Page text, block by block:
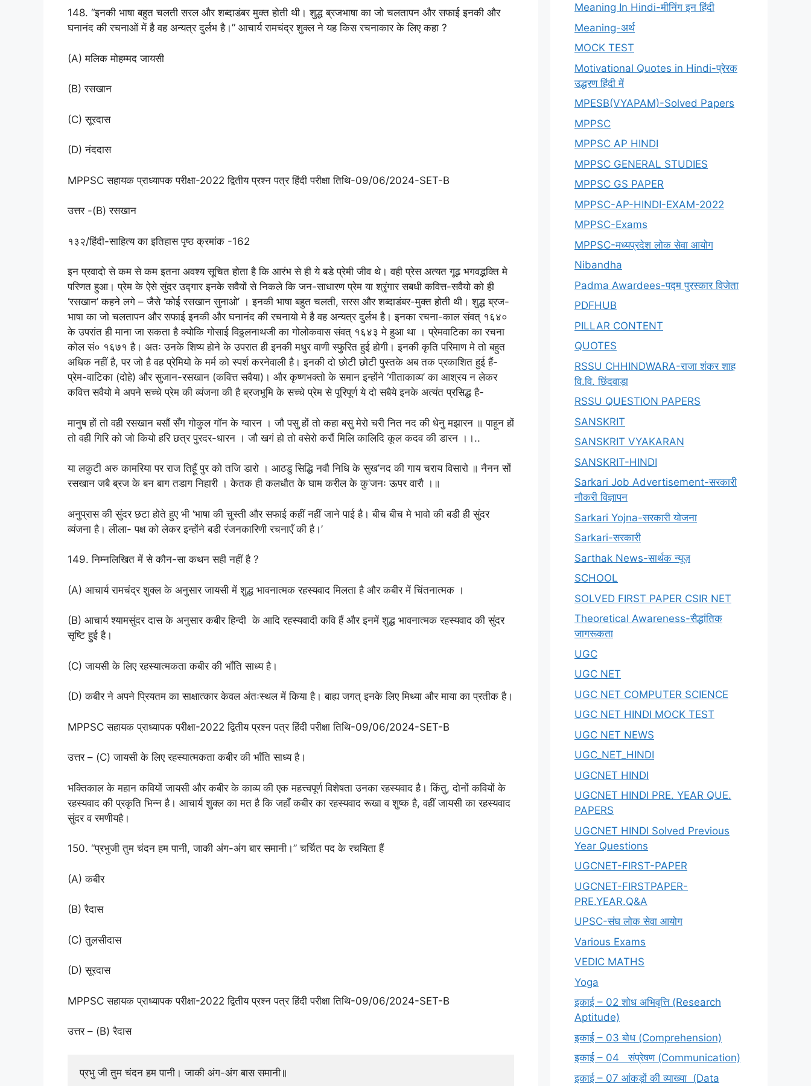
148. “इनकी भाषा बहुत चलती सरल और शब्दाडंबर मुक्त होती थी। शुद्ध ब्रजभाषा का जो चलतापन और सफाई इनकी और
घनानंद की रचनाओं में है वह अन्यत्र दुर्लभ है।” आचार्य रामचंद्र शुक्ल ने यह किस रचनाकार के लिए कहा ?
(A) मलिक मोहम्मद जायसी
(B) रसखान
(C) सूरदास
(D) नंददास
MPPSC सहायक प्राध्यापक परीक्षा-2022 द्वितीय प्रश्न पत्र हिंदी परीक्षा तिथि-09/06/2024-SET-B
उत्तर -(B) रसखान
१३२/हिंदी-साहित्य का इतिहास पृष्ठ क्रमांक -162
इन प्रवादो से कम से कम इतना अवश्य सूचित होता है कि आरंभ से ही ये बडे प्रेमी जीव थे। वही प्रेस अत्यत गूढ़ भगवद्भक्ति मे
परिणत हुआ। प्रेम के ऐसे सुंदर उद्गार इनके सवैयों से निकले कि जन-साधारण प्रेम या श्रृंगार सबधी कवित्त-सवैयो को ही
‘रसखान’ कहने लगे – जैसे ‘कोई रसखान सुनाओ’ । इनकी भाषा बहुत चलती, सरस और शब्दाडंबर-मुक्त होती थी। शुद्ध ब्रज-
भाषा का जो चलतापन और सफाई इनकी और घनानंद की रचनायो मे है वह अन्यत्र दुर्लभ है। इनका रचना-काल संवत् १६४०
के उपरांत ही माना जा सकता है क्योकि गोसाई विठ्ठलनाथजी का गोलोकवास संवत् १६४३ मे हुआ था । प्रेमवाटिका का रचना
कोल सं० १६७१ है। अतः उनके शिष्य होने के उपरात ही इनकी मधुर वाणी स्फुरित हुई होगी। इनकी कृति परिमाण मे तो बहुत
अधिक नहीं है, पर जो है वह प्रेमियो के मर्म को स्पर्श करनेवाली है। इनकी दो छोटी छोटी पुस्तके अब तक प्रकाशित हुई हैं-
प्रेम-वाटिका (दोहे) और सुजान-रसखान (कवित्त सवैया)। और कृष्णभक्तो के समान इन्होंने ‘गीताकाव्य’ का आश्रय न लेकर
कवित्त सवैयो मे अपने सच्चे प्रेम की व्यंजना की है ब्रजभूमि के सच्चे प्रेम से पूरिपूर्ण ये दो सबैये इनके अत्यंत प्रसिद्ध है-
मानुष हों तो वही रसखान बसौं सँग गोकुल गॉन के ग्वारन । जौ पसु हों तो कहा बसु मेरो चरी नित नद की धेनु मझारन ॥ पाहून हों
तो वही गिरि को जो कियो हरि छत्र पुरदर-धारन । जौ खगं हो तो वसेरो करौं मिलि कालिदि कूल कदव की डारन ।।..
या लकुटी अरु कामरिया पर राज तिहूँ पुर को तजि डारो । आठडु सिद्धि नवौ निधि के सुख’नद की गाय चराय विसारो ॥ नैनन सों
रसखान जबै ब्रज के बन बाग तडाग निहारी । केतक ही कलधौत के घाम करील के कु’जनः ऊपर वारौ ।॥
अनुप्रास की सुंदर छटा होते हुए भी ‘भाषा की चुस्ती और सफाई कहीं नहीं जाने पाई है। बीच बीच मे भावो की बडी ही सुंदर
व्यंजना है। लीला- पक्ष को लेकर इन्होंने बडी रंजनकारिणी रचनाएँ की है।’
149. निम्नलिखित में से कौन-सा कथन सही नहीं है ?
(A) आचार्य रामचंद्र शुक्ल के अनुसार जायसी में शुद्ध भावनात्मक रहस्यवाद मिलता है और कबीर में चिंतनात्मक ।
(B) आचार्य श्यामसुंदर दास के अनुसार कबीर हिन्दी के आदि रहस्यवादी कवि हैं और इनमें शुद्ध भावनात्मक रहस्यवाद की सुंदर
सृष्टि हुई है।
(C) जायसी के लिए रहस्यात्मकता कबीर की भाँति साध्य है।
(D) कबीर ने अपने प्रियतम का साक्षात्कार केवल अंतःस्थल में किया है। बाह्य जगत् इनके लिए मिथ्या और माया का प्रतीक है।
MPPSC सहायक प्राध्यापक परीक्षा-2022 द्वितीय प्रश्न पत्र हिंदी परीक्षा तिथि-09/06/2024-SET-B
उत्तर – (C) जायसी के लिए रहस्यात्मकता कबीर की भाँति साध्य है।
भक्तिकाल के महान कवियों जायसी और कबीर के काव्य की एक महत्त्वपूर्ण विशेषता उनका रहस्यवाद है। किंतु, दोनों कवियों के
रहस्यवाद की प्रकृति भिन्न है। आचार्य शुक्ल का मत है कि जहाँ कबीर का रहस्यवाद रूखा व शुष्क है, वहीं जायसी का रहस्यवाद
सुंदर व रमणीयहै।
150. “प्रभुजी तुम चंदन हम पानी, जाकी अंग-अंग बार समानी।” चर्चित पद के रचयिता हैं
(A) कबीर
(B) रैदास
(C) तुलसीदास
(D) सूरदास
MPPSC सहायक प्राध्यापक परीक्षा-2022 द्वितीय प्रश्न पत्र हिंदी परीक्षा तिथि-09/06/2024-SET-B
उत्तर – (B) रैदास
प्रभु जी तुम चंदन हम पानी। जाकी अंग-अंग बास समानी॥
Meaning In Hindi-मीनिंग इन हिंदी
Meaning-अर्थ
MOCK TEST
Motivational Quotes in Hindi-प्रेरक
उद्धरण हिंदी में
MPESB(VYAPAM)-Solved Papers
MPPSC
MPPSC AP HINDI
MPPSC GENERAL STUDIES
MPPSC GS PAPER
MPPSC-AP-HINDI-EXAM-2022
MPPSC-Exams
MPPSC-मध्यप्रदेश लोक सेवा आयोग
Nibandha
Padma Awardees-पद्म पुरस्कार विजेता
PDFHUB
PILLAR CONTENT
QUOTES
RSSU CHHINDWARA-राजा शंकर शाह
वि.वि. छिंदवाड़ा
RSSU QUESTION PAPERS
SANSKRIT
SANSKRIT VYAKARAN
SANSKRIT-HINDI
Sarkari Job Advertisement-सरकारी
नौकरी विज्ञापन
Sarkari Yojna-सरकारी योजना
Sarkari-सरकारी
Sarthak News-सार्थक न्यूज़
SCHOOL
SOLVED FIRST PAPER CSIR NET
Theoretical Awareness-सैद्धांतिक
जागरूकता
UGC
UGC NET
UGC NET COMPUTER SCIENCE
UGC NET HINDI MOCK TEST
UGC NET NEWS
UGC_NET_HINDI
UGCNET HINDI
UGCNET HINDI PRE. YEAR QUE.
PAPERS
UGCNET HINDI Solved Previous
Year Questions
UGCNET-FIRST-PAPER
UGCNET-FIRSTPAPER-
PRE.YEAR.Q&A
UPSC-संघ लोक सेवा आयोग
Various Exams
VEDIC MATHS
Yoga
इकाई – 02 शोध अभिवृत्ति (Research
Aptitude)
इकाई – 03 बोध (Comprehension)
इकाई – 04 संप्रेषण (Communication)
इकाई – 07 आंकड़ों की व्याख्या (Data